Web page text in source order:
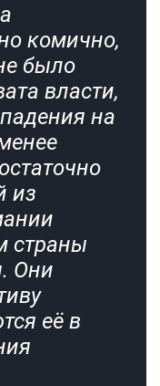
комично,
было
власти,
на
из
страны
Они
её в